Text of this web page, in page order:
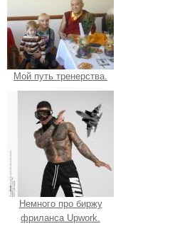
Мой путь тренерства.
Немного про биржу
фриланса Upwork.